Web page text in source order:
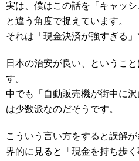
実は、僕はこの話を「キャッシ
と違う角度で捉えています。
それは「現金決済が強すぎる」
日本の治安が良い、というこ
す。
中でも「自動販売機が街中に
は少数派なのだそうです。
こういう言い方をすると誤解
界的に見ると「現金を持ち歩く